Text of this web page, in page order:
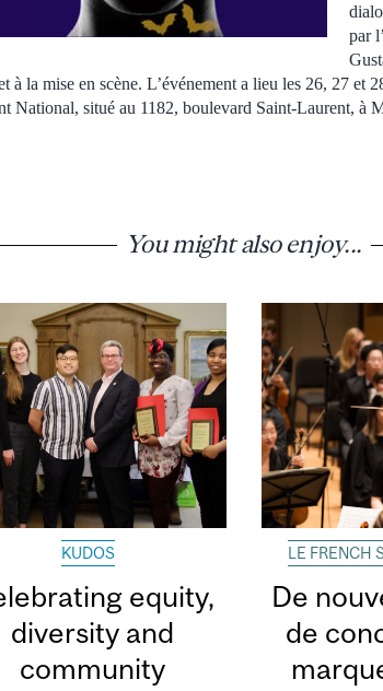
par
à la mise en scène. L’événement a lieu les 26, 27 et
National, situé au 1182, boulevard Saint-Laurent, à
You might also enjoy...
KUDOS
equity,
diversity and
community
LE FRENCH
De
de